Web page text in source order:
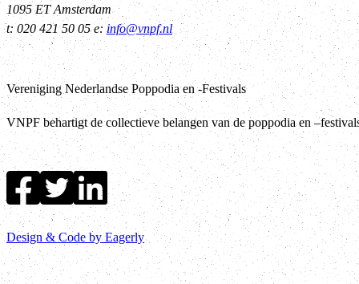
1095 ET Amsterdam
t: 020 421 50 05 e: info@vnpf.nl
Vereniging Nederlandse Poppodia en -Festivals
VNPF behartigt de collectieve belangen van de poppodia en
Design & Code by Eagerly